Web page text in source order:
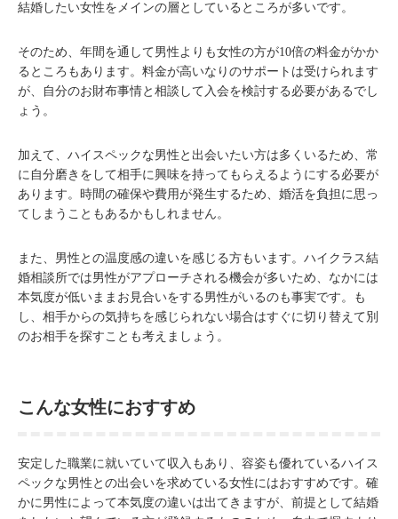
結婚したい女性をメインの層としているところが多いです。
そのため、年間を通して男性よりも女性の方が10倍の料金がかか
るところもあります。料金が高いなりのサポートは受けられます
が、自分のお財布事情と相談して入会を検討する必要があるでし
ょう。
加えて、ハイスペックな男性と出会いたい方は多くいるため、常
に自分磨きをして相手に興味を持ってもらえるようにする必要が
あります。時間の確保や費用が発生するため、婚活を負担に思っ
てしまうこともあるかもしれません。
また、男性との温度感の違いを感じる方もいます。ハイクラス結
婚相談所では男性がアプローチされる機会が多いため、なかには
本気度が低いままお見合いをする男性がいるのも事実です。も
し、相手からの気持ちを感じられない場合はすぐに切り替えて別
のお相手を探すことも考えましょう。
こんな女性におすすめ
安定した職業に就いていて収入もあり、容姿も優れているハイス
ペックな男性との出会いを求めている女性にはおすすめです。確
かに男性によって本気度の違いは出てきますが、前提として結婚